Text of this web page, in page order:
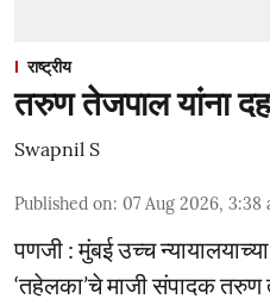
राष्ट्रीय
तरुण तेजपाल यांना
Swapnil S
Published on: 07 Aug 2026, 3:38
पणजी : मुंबई उच्च
‘तहेलका’चे माजी संपादक